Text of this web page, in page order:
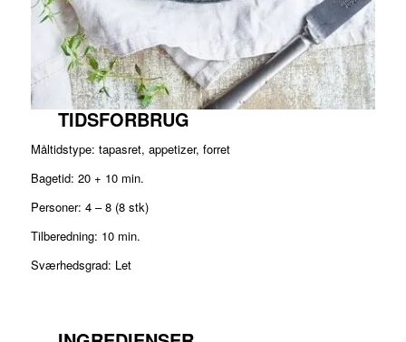
TIDSFORBRUG
Måltidstype: tapasret, appetizer, forret
Bagetid: 20 + 10 min.
Personer: 4 – 8 (8 stk)
Tilberedning: 10 min.
Sværhedsgrad: Let